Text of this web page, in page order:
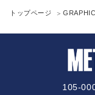
トップページ
105-